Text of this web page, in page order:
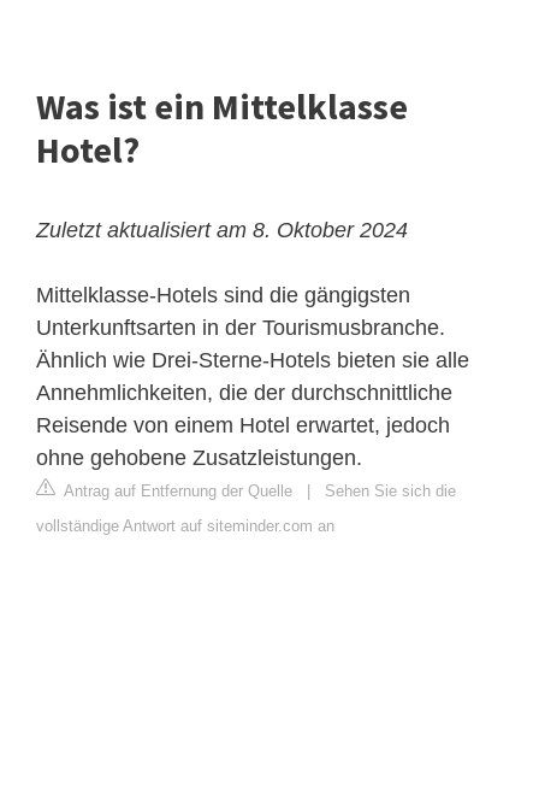
Was ist ein Mittelklasse
Hotel?
Zuletzt aktualisiert am 8. Oktober 2024
Mittelklasse-Hotels sind die gängigsten
Unterkunftsarten in der Tourismusbranche.
Ähnlich wie Drei-Sterne-Hotels bieten sie alle
Annehmlichkeiten, die der durchschnittliche
Reisende von einem Hotel erwartet, jedoch
ohne gehobene Zusatzleistungen.
Antrag auf Entfernung der Quelle
Sehen Sie sich die
vollständige Antwort auf siteminder.com an